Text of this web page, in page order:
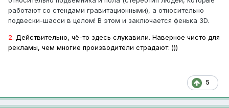
работают со стендами гравитационными), а относительно
подвески-шасси в целом! В этом и заключается фенька 3D.
2. Действительно, чё-то здесь слукавили. Наверное чисто для
рекламы, чем многие производители страдают. )))
5